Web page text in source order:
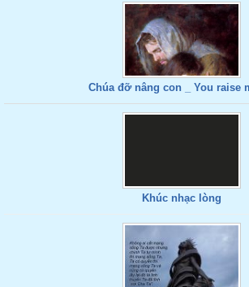
Chúa đỡ nâng con _ You raise
Khúc nhạc lòng